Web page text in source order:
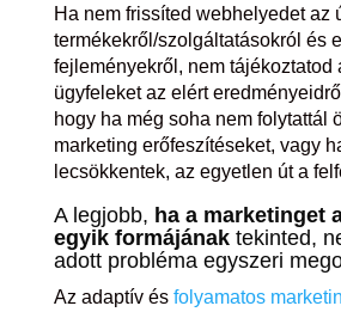
Ha nem frissíted webhelyedet az
termékekről/szolgáltatásokról és
fejleményekről, nem tájékoztatod
ügyfeleket az elért
hogy ha még soha nem folytattál
marketing erőfeszítéseket, vagy
lecsökkentek, az egyetlen út a
A legjobb, ha a marketinget
egyik formájánaktekinted,
adott probléma egyszeri
Az adaptív és folyamatos